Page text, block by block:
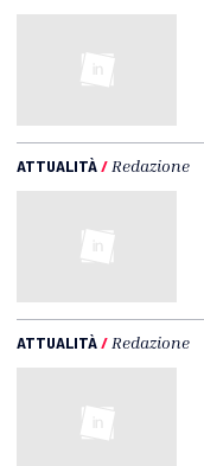
ATTUALITÀ/ Redazione
ATTUALITÀ/ Redazione